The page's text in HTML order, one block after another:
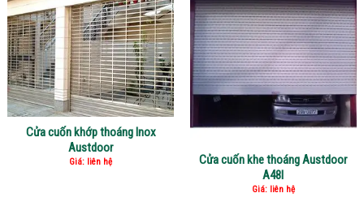
Cửa cuốn khớp thoáng Inox
Austdoor
Giá: liên hệ
Cửa cuốn khe thoáng Austdoor
A48I
Giá: liên hệ